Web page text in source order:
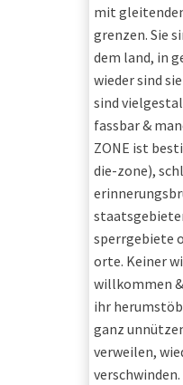
mit
grenzen. Sie
dem land, in
wieder sind
sind
fassbar &
ZONE ist
die-zone),
sperrgebiete
orte. Keiner
willkommen
ihr
ganz
verweilen,